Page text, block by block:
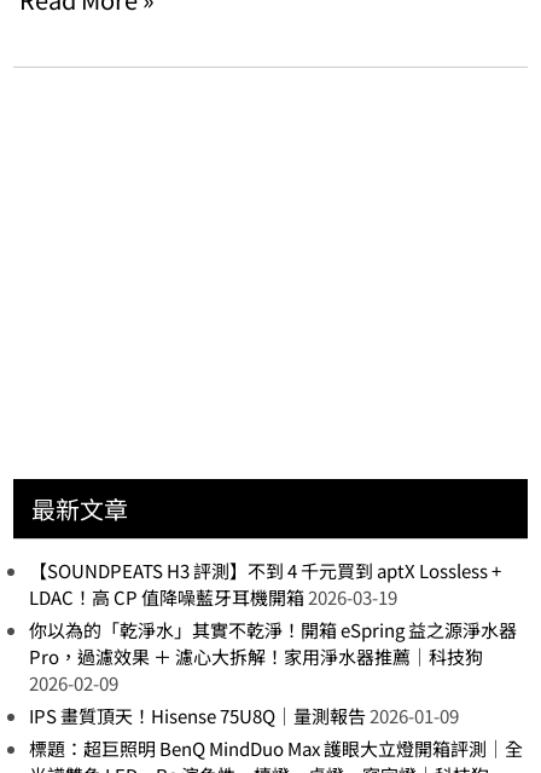
最新文章
【SOUNDPEATS H3 評測】不到 4 千元買到 aptX Lossless +
LDAC！高 CP 值降噪藍牙耳機開箱2026-03-19
你以為的「乾淨水」其實不乾淨！開箱 eSpring 益之源淨水器
Pro，過濾效果 ＋ 濾心大拆解！家用淨水器推薦｜科技狗
2026-02-09
IPS 畫質頂天！Hisense 75U8Q｜量測報告2026-01-09
標題：超巨照明 BenQ MindDuo Max 護眼大立燈開箱評測｜全